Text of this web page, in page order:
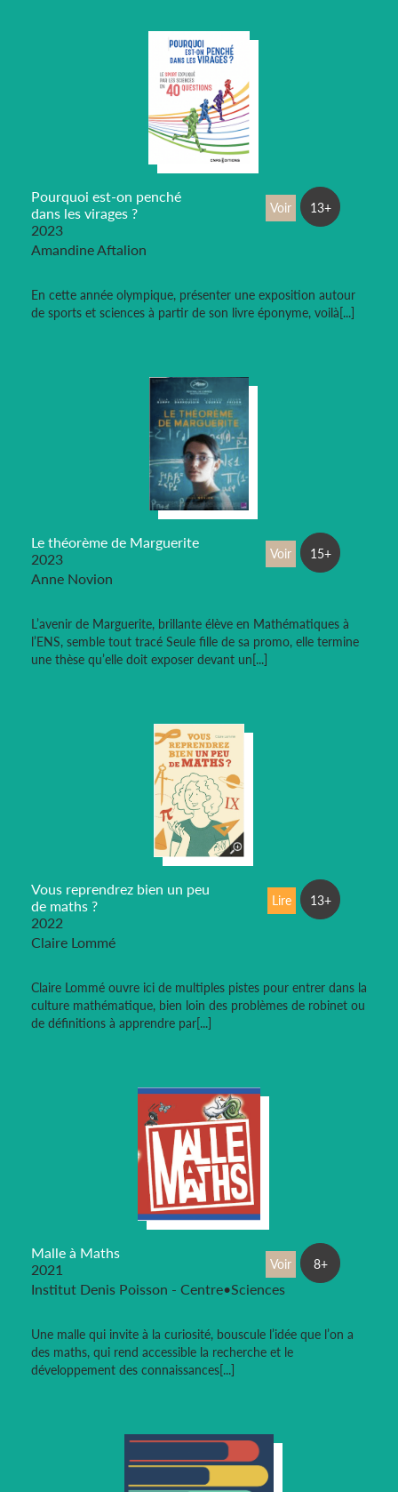
Pourquoi est-on penché
dans les virages ?
2023
Amandine Aftalion
En cette année olympique, présenter une exposition autour
de sports et sciences à partir de son livre éponyme, voilà[...]
Voir 13+
Le théorème de Marguerite
2023
Anne Novion
L’avenir de Marguerite, brillante élève en Mathématiques à
l’ENS, semble tout tracé Seule fille de sa promo, elle termine
une thèse qu’elle doit exposer devant un[...]
Voir 15+
Vous reprendrez bien un peu
de maths ?
2022
Claire Lommé
Claire Lommé ouvre ici de multiples pistes pour entrer dans la
culture mathématique, bien loin des problèmes de robinet ou
de définitions à apprendre par[...]
Lire 13+
Malle à Maths
2021
Institut Denis Poisson - Centre•Sciences
Une malle qui invite à la curiosité, bouscule l’idée que l’on a
des maths, qui rend accessible la recherche et le
développement des connaissances[...]
Voir 8+